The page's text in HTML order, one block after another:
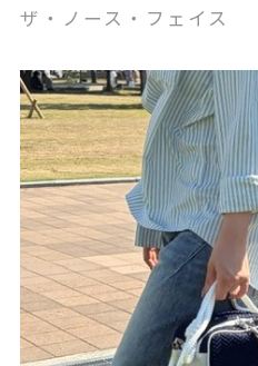
ザ・ノース・フェイス